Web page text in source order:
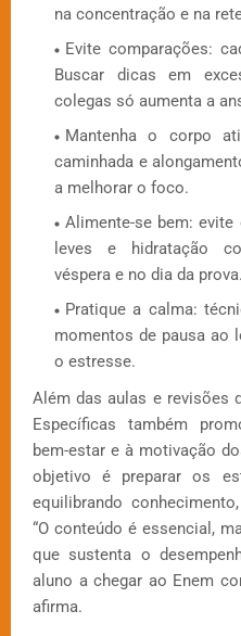
na concentração e na
Evite comparações:
Buscar dicas em
colegas só aumenta a
Mantenha o corpo
caminhada e
a melhorar o foco.
Alimente-se bem:
leves e hidratação
véspera e no dia da prova.
Pratique a calma:
momentos de pausa ao
o estresse.
Além das aulas e revisões
Específicas também
bem-estar e à motivação
objetivo é preparar os
equilibrando
“O conteúdo é essencial,
que sustenta o
aluno a chegar ao Enem
afirma.